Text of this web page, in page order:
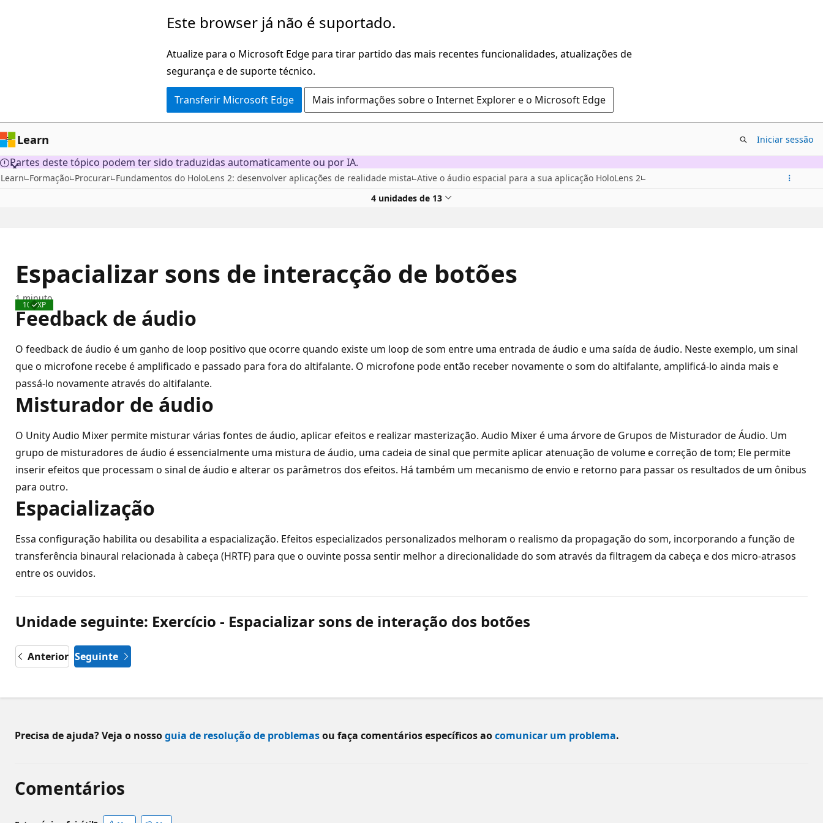
Este browser já não é suportado.
Atualize para o Microsoft Edge para tirar partido das mais recentes funcionalidades, atualizações de
segurança e de suporte técnico.
Transferir Microsoft Edge Mais informações sobre o Internet Explorer e o Microsoft Edge
Learn Iniciar sessão
Partes deste tópico podem ter sido traduzidas automaticamente ou por IA.
Learn Formação Procurar Fundamentos do HoloLens 2: desenvolver aplicações de realidade mista Ative o áudio espacial para a sua aplicação HoloLens 2
4 unidades de 13
Espacializar sons de interacção de botões
Concluído
100 XP
1 minuto
Feedback de áudio
O feedback de áudio é um ganho de loop positivo que ocorre quando existe um loop de som entre uma entrada de áudio e uma saída de áudio. Neste exemplo, um sinal
que o microfone recebe é amplificado e passado para fora do altifalante. O microfone pode então receber novamente o som do altifalante, amplificá-lo ainda mais e
passá-lo novamente através do altifalante.
Misturador de áudio
O Unity Audio Mixer permite misturar várias fontes de áudio, aplicar efeitos e realizar masterização. Audio Mixer é uma árvore de Grupos de Misturador de Áudio. Um
grupo de misturadores de áudio é essencialmente uma mistura de áudio, uma cadeia de sinal que permite aplicar atenuação de volume e correção de tom; Ele permite
inserir efeitos que processam o sinal de áudio e alterar os parâmetros dos efeitos. Há também um mecanismo de envio e retorno para passar os resultados de um ônibus
para outro.
Espacialização
Essa configuração habilita ou desabilita a espacialização. Efeitos especializados personalizados melhoram o realismo da propagação do som, incorporando a função de
transferência binaural relacionada à cabeça (HRTF) para que o ouvinte possa sentir melhor a direcionalidade do som através da filtragem da cabeça e dos micro-atrasos
entre os ouvidos.
Unidade seguinte: Exercício - Espacializar sons de interação dos botões
Anterior Seguinte
Precisa de ajuda? Veja o nossoguia de resolução de problemasou faça comentários específicos aocomunicar um problema.
Comentários